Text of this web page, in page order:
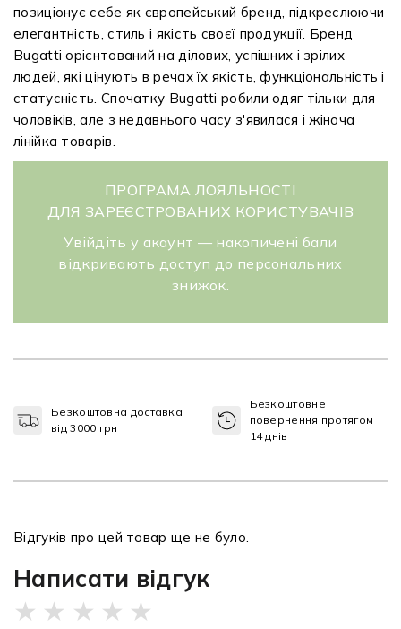
позиціонує себе як європейський бренд, підкреслюючи
елегантність, стиль і якість своєї продукції. Бренд
Bugatti орієнтований на ділових, успішних і зрілих
людей, які цінують в речах їх якість, функціональність і
статусність. Спочатку Bugatti робили одяг тільки для
чоловіків, але з недавнього часу з'явилася і жіноча
лінійка товарів.
ПРОГРАМА ЛОЯЛЬНОСТІ
ДЛЯ ЗАРЕЄСТРОВАНИХ КОРИСТУВАЧІВ
Увійдіть у акаунт — накопичені бали
відкривають доступ до персональних
знижок.
Безкоштовна доставка
від 3000 грн
Безкоштовне
повернення протягом
14 днів
Відгуків про цей товар ще не було.
Написати відгук
★ ★ ★ ★ ★